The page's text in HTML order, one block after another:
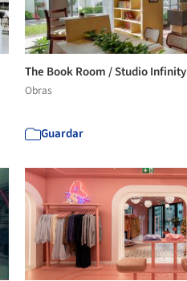
The Book Room / Studio Infinity
Obras
Guardar